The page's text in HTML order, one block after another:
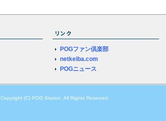
POGファン倶楽部
netkeiba.com
POGニュース
Copyright (C) POG Starion. All Rights Reserved.